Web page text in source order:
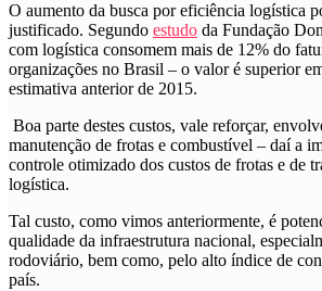
O aumento da busca por eficiência logística
justificado. Segundo estudo da Fundação
com logística consomem mais de 12% do
organizações no Brasil – o valor é superior
estimativa anterior de 2015.
Boa parte destes custos, vale reforçar,
manutenção de frotas e combustível – daí a
controle otimizado dos custos de frotas e de
logística.
Tal custo, como vimos anteriormente, é
qualidade da infraestrutura nacional,
rodoviário, bem como, pelo alto índice de
país.